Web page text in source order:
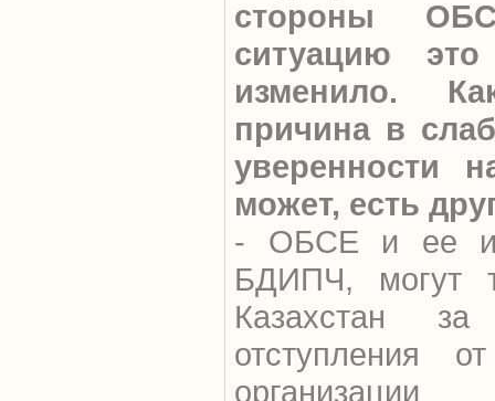
стороны
ситуацию
изменило.
причина в
уверенности
может, есть
- ОБСЕ и ее
БДИПЧ, могут
Казахстан
отступления